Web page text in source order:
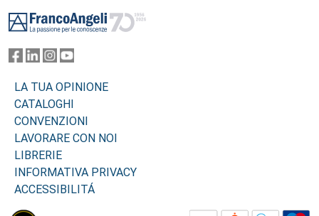
LA TUA OPINIONE
CATALOGHI
CONVENZIONI
LAVORARE CON NOI
LIBRERIE
INFORMATIVA PRIVACY
ACCESSIBILITÁ